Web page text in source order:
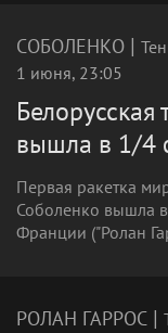
СОБОЛЕНКО |
1 июня, 23:05
вышла в 1/4
Первая ракетка
Соболенко вышла
Франции ("Ролан
РОЛАН ГАРРОС |